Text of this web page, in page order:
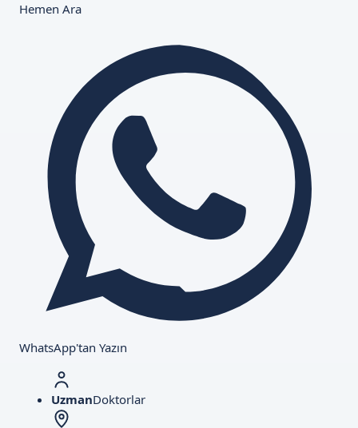
Hemen Ara
WhatsApp'tan Yazın
UzmanDoktorlar